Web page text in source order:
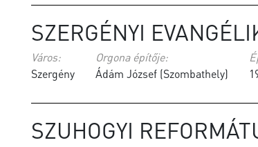
SZERGÉNYI
Város:
Szergény
Orgona építője:
Ádám József (Szombathely)
SZUHOGYI